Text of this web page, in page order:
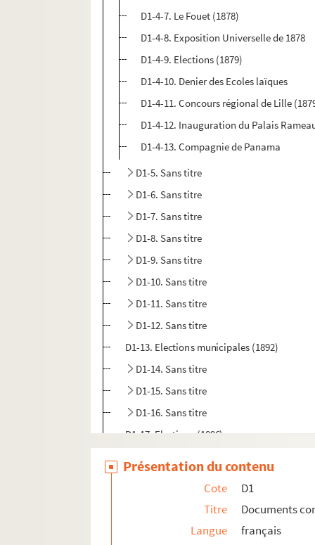
D1-4-7. Le Fouet (1878)
D1-4-8. Exposition Universelle de 1878
D1-4-9. Elections (1879)
D1-4-10. Denier des Ecoles laïques
D1-4-11. Concours régional de Lille
D1-4-12. Inauguration du Palais
D1-4-13. Compagnie de Panama
D1-5. Sans titre
D1-6. Sans titre
D1-7. Sans titre
D1-8. Sans titre
D1-9. Sans titre
D1-10. Sans titre
D1-11. Sans titre
D1-12. Sans titre
D1-13. Elections municipales (1892)
D1-14. Sans titre
D1-15. Sans titre
D1-16. Sans titre
D1-17. Elections (1896)
Présentation du contenu
Cote
D1
Titre
Documents
Langue
français